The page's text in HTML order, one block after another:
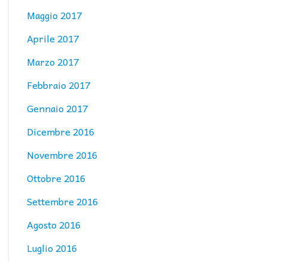
Maggio 2017
Aprile 2017
Marzo 2017
Febbraio 2017
Gennaio 2017
Dicembre 2016
Novembre 2016
Ottobre 2016
Settembre 2016
Agosto 2016
Luglio 2016